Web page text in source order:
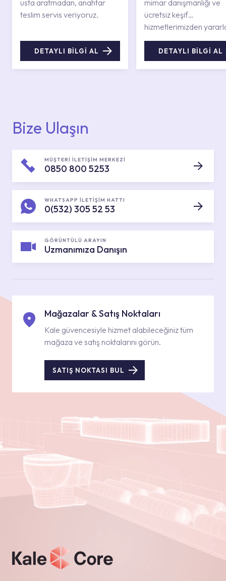
usta aratmadan, anahtar
teslim servis veriyoruz.
DETAYLI BİLGİ AL
mimar danışmanlığı ve
ücretsiz keşif
hizmetlerimizden
DETAYLI BİLGİ AL
Bize Ulaşın
MÜŞTERİ İLETİŞİM MERKEZİ
0850 800 5253
WHATSAPP İLETİŞİM HATTI
0(532) 305 52 53
GÖRÜNTÜLÜ ARAYIN
Uzmanımıza Danışın
Mağazalar & Satış Noktaları
Kale güvencesiyle hizmet alabileceğiniz tüm
mağaza ve satış noktalarını görün.
SATIŞ NOKTASI BUL